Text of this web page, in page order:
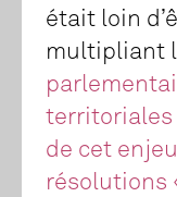
était loin
multipliant
territoriales
de cet
résolutions